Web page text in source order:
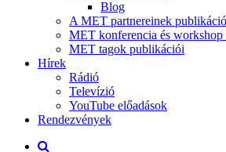
Blog
A MET partnereinek
MET konferencia és
MET tagok publikációi
Hírek
Rádió
Televízió
YouTube előadások
Rendezvények